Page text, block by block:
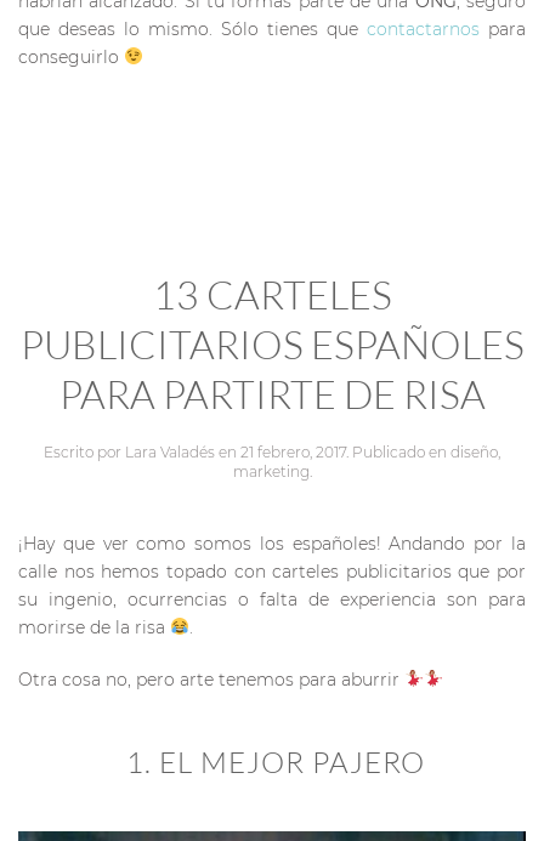
que deseas lo mismo. Sólo tienes que contactarnos para
conseguirlo
13 CARTELES
PUBLICITARIOS ESPAÑOLES
PARA PARTIRTE DE RISA
Escrito por Lara Valadés en 21 febrero, 2017. Publicado en diseño
marketing
¡Hay que ver como somos los españoles! Andando por la
calle nos hemos topado con carteles publicitarios que por
su ingenio, ocurrencias o falta de experiencia son para
morirse de la risa
.
Otra cosa no, pero arte tenemos para aburrir
1. EL MEJOR PAJERO